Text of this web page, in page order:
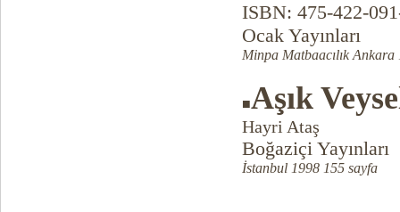
ISBN: 475-422-
Ocak Yayınları
Minpa Matbaacılık Ankara
■Aşık
Hayri Ataş
Boğaziçi Yayınları
İstanbul 1998 155 sayfa